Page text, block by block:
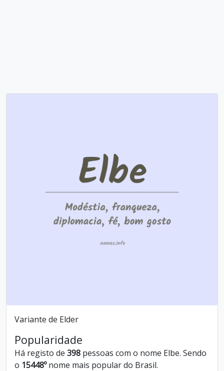
Variante de Elder
Popularidade
Há registo de 398 pessoas com o nome Elbe. Sendo
o 15448ºnome mais popular do Brasil.